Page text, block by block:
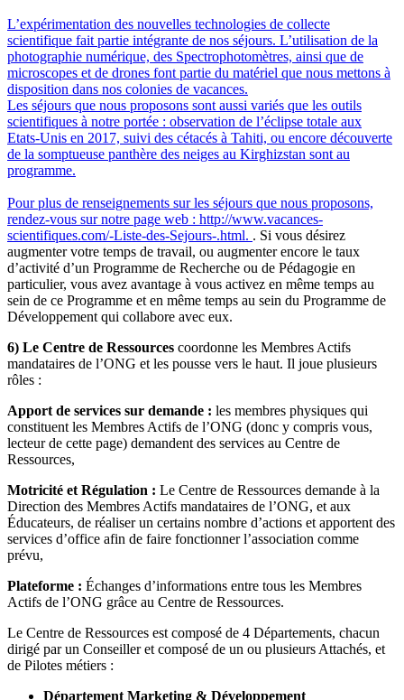
L’expérimentation des nouvelles technologies de collecte
scientifique fait partie intégrante de nos séjours. L’utilisation de la
photographie numérique, des Spectrophotomètres, ainsi que de
microscopes et de drones font partie du matériel que nous mettons à
disposition dans nos colonies de vacances.
Les séjours que nous proposons sont aussi variés que les outils
scientifiques à notre portée : observation de l’éclipse totale aux
Etats-Unis en 2017, suivi des cétacés à Tahiti, ou encore découverte
de la somptueuse panthère des neiges au Kirghizstan sont au
programme.
Pour plus de renseignements sur les séjours que nous proposons,
rendez-vous sur notre page web : http://www.vacances-
scientifiques.com/-Liste-des-Sejours-.html. . Si vous désirez
augmenter votre temps de travail, ou augmenter encore le taux
d’activité d’un Programme de Recherche ou de Pédagogie en
particulier, vous avez avantage à vous activez en même temps au
sein de ce Programme et en même temps au sein du Programme de
Développement qui collabore avec eux.
6) Le Centre de Ressources coordonne les Membres Actifs
mandataires de l’ONG et les pousse vers le haut. Il joue plusieurs
rôles :
Apport de services sur demande : les membres physiques qui
constituent les Membres Actifs de l’ONG (donc y compris vous,
lecteur de cette page) demandent des services au Centre de
Ressources,
Motricité et Régulation : Le Centre de Ressources demande à la
Direction des Membres Actifs mandataires de l’ONG, et aux
Éducateurs, de réaliser un certains nombre d’actions et apportent des
services d’office afin de faire fonctionner l’association comme
prévu,
Plateforme : Échanges d’informations entre tous les Membres
Actifs de l’ONG grâce au Centre de Ressources.
Le Centre de Ressources est composé de 4 Départements, chacun
dirigé par un Conseiller et composé de un ou plusieurs Attachés, et
de Pilotes métiers :
Département Marketing & Développement